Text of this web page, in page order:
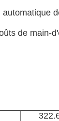
de main-